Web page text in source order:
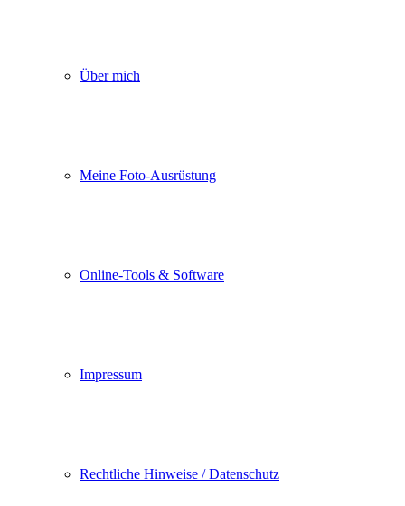
Über mich
Meine Foto-Ausrüstung
Online-Tools & Software
Impressum
Rechtliche Hinweise / Datenschutz